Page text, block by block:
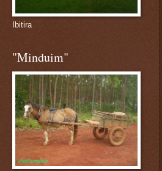
Ibitira
"Minduim"